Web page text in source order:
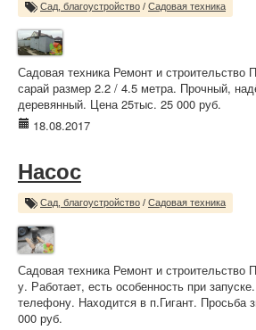
Сад, благоустройство / Садовая техника
Садовая техника Ремонт и строительство
сарай размер 2.2 / 4.5 метра. Прочный,
деревянный. Цена 25тыс. 25 000 руб.
18.08.2017
Насос
Сад, благоустройство / Садовая техника
Садовая техника Ремонт и
у. Работает, есть особенность при
телефону. Находится в п.Гигант. Просьба
000 руб.